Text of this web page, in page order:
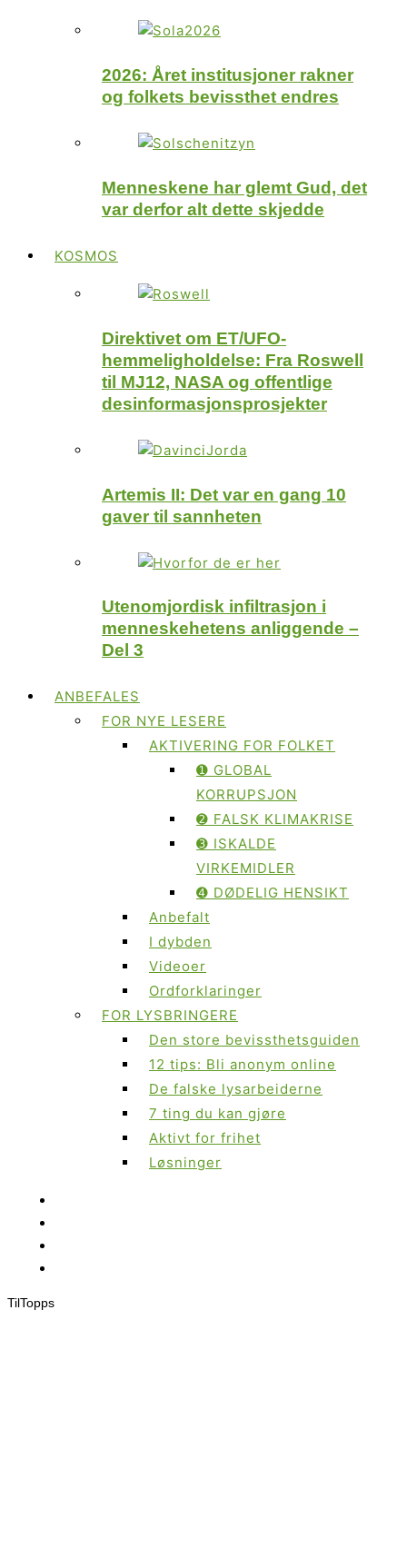
2026: Året institusjoner rakner
og folkets bevissthet endres
Menneskene har glemt Gud, det
var derfor alt dette skjedde
KOSMOS
Direktivet om ET/UFO-
hemmeligholdelse: Fra Roswell
til MJ12, NASA og offentlige
desinformasjonsprosjekter
Artemis II: Det var en gang 10
gaver til sannheten
Utenomjordisk infiltrasjon i
menneskehetens anliggende –
Del 3
ANBEFALES
FOR NYE LESERE
AKTIVERING FOR FOLKET
➊ GLOBAL
KORRUPSJON
➋ FALSK KLIMAKRISE
➌ ISKALDE
VIRKEMIDLER
➍ DØDELIG HENSIKT
Anbefalt
I dybden
Videoer
Ordforklaringer
FOR LYSBRINGERE
Den store bevissthetsguiden
12 tips: Bli anonym online
De falske lysarbeiderne
7 ting du kan gjøre
Aktivt for frihet
Løsninger
TilTopps